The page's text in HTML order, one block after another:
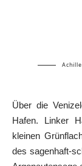
Über die
Hafen. Linker
kleinen
des sagenhaft-